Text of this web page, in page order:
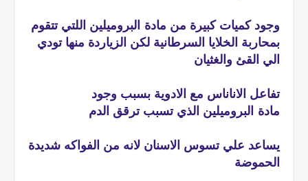
وجود كميات كبيرة من مادة البروميلين اللتي تتقوم
بمحاربة الخلايا السرطانية لكن الزياردة منها تودي
الي القئ والغثيان
تفاعل الاناناس مع الادوية بسبب وجود
مادة البروميلين الذي تسبب ترقق الدم
يساعد علي تسوس الاسنان لانه من الفواكه شديدة
الحموضة